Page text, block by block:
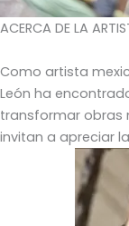
ACERCA DE LA
Como artista
León ha
transformar obras
invitan a apreciar